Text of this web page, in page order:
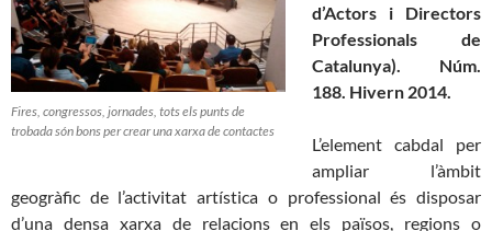
Fires, congressos, jornades, tots els punts de
trobada són bons per crear una xarxa de contactes
d’Actors i Directors
Professionals de
Catalunya). Núm.
188. Hivern 2014.
L’element cabdal per
ampliar l’àmbit
geogràfic de l’activitat artística o professional és disposar
d’una densa xarxa de relacions en els països, regions o